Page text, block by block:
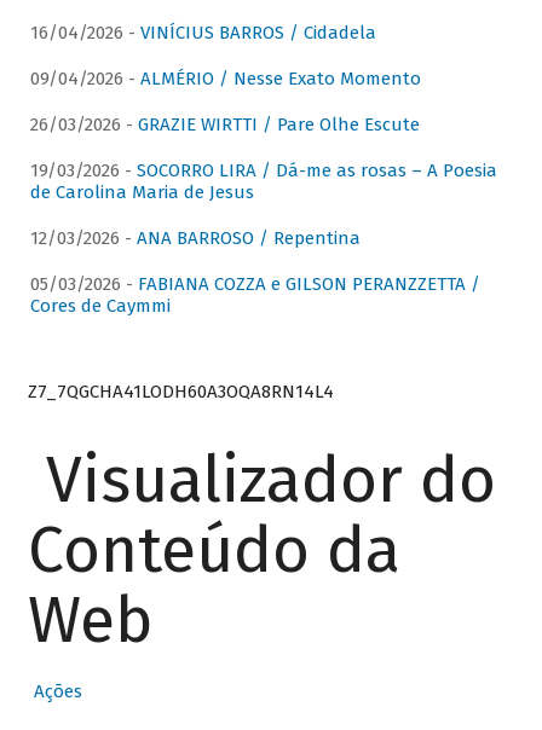
16/04/2026 - VINÍCIUS BARROS / Cidadela
09/04/2026 - ALMÉRIO / Nesse Exato Momento
26/03/2026 - GRAZIE WIRTTI / Pare Olhe Escute
19/03/2026 - SOCORRO LIRA / Dá-me as rosas – A Poesia
de Carolina Maria de Jesus
12/03/2026 - ANA BARROSO / Repentina
05/03/2026 - FABIANA COZZA e GILSON PERANZZETTA /
Cores de Caymmi
Z7_7QGCHA41LODH60A3OQA8RN14L4
Visualizador do
Conteúdo da
Web
Ações